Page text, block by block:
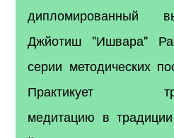
дипломированный
Джйотиш "Ишвара"
серии методических
Практикует
медитацию в